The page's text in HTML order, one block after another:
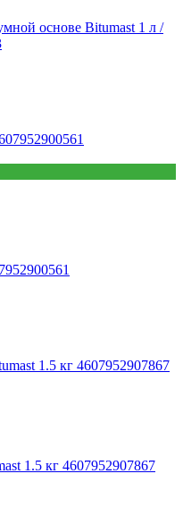
основе Bitumast 1 л /
1.5 кг 4607952907867